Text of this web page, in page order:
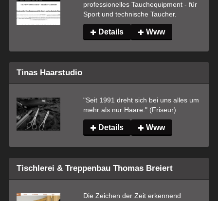
professionelles Tauchequipment - für
Sport und technische Taucher.
Details Www
Tinas Haarstudio
"Seit 1991 dreht sich bei uns alles um
mehr als nur Haare." (Friseur)
Details Www
Tischlerei & Treppenbau Thomas Breiert
Die Zeichen der Zeit erkennend